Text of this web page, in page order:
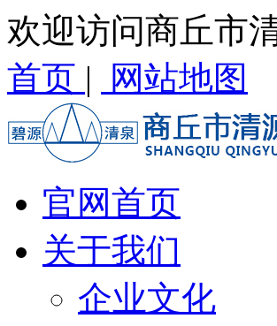
欢迎访问商丘市
首页 | 网站地图
官网首页
关于我们
企业文化